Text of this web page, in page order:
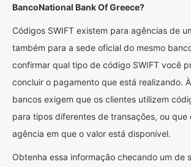
BancoNational Bank Of Greece?
Códigos SWIFT existem para agências de
também para a sede oficial do mesmo
confirmar qual tipo de código SWIFT você
concluir o pagamento que está realizando.
bancos exigem que os clientes utilizem
para tipos diferentes de transações, ou que
agência em que o valor está disponível.
Obtenha essa informação checando um de